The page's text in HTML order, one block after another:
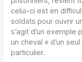
celui-ci est en
soldats pour ouvrir
s’agit d’un
un cheval « d’un
particulier.